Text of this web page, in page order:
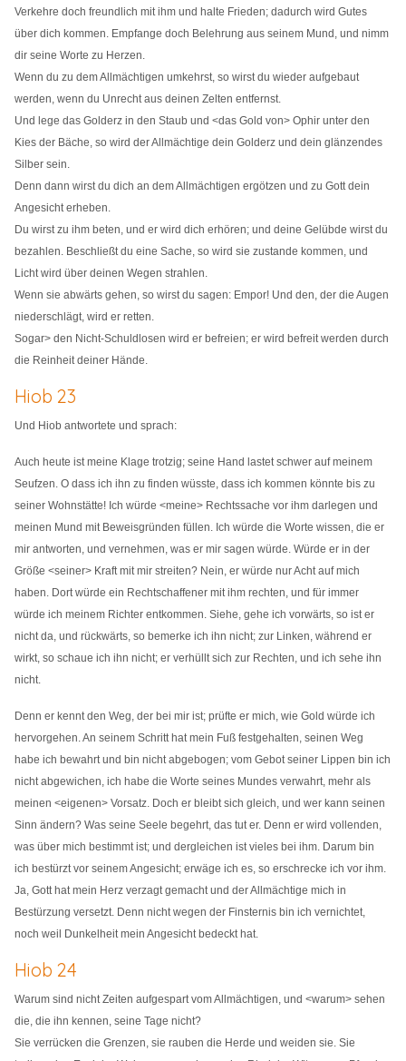
Verkehre doch freundlich mit ihm und halte Frieden; dadurch wird Gutes
über dich kommen. Empfange doch Belehrung aus seinem Mund, und nimm
dir seine Worte zu Herzen.
Wenn du zu dem Allmächtigen umkehrst, so wirst du wieder aufgebaut
werden, wenn du Unrecht aus deinen Zelten entfernst.
Und lege das Golderz in den Staub und <das Gold von> Ophir unter den
Kies der Bäche, so wird der Allmächtige dein Golderz und dein glänzendes
Silber sein.
Denn dann wirst du dich an dem Allmächtigen ergötzen und zu Gott dein
Angesicht erheben.
Du wirst zu ihm beten, und er wird dich erhören; und deine Gelübde wirst du
bezahlen. Beschließt du eine Sache, so wird sie zustande kommen, und
Licht wird über deinen Wegen strahlen.
Wenn sie abwärts gehen, so wirst du sagen: Empor! Und den, der die Augen
niederschlägt, wird er retten.
Sogar> den Nicht-Schuldlosen wird er befreien; er wird befreit werden durch
die Reinheit deiner Hände.
Hiob 23
Und Hiob antwortete und sprach:
Auch heute ist meine Klage trotzig; seine Hand lastet schwer auf meinem
Seufzen. O dass ich ihn zu finden wüsste, dass ich kommen könnte bis zu
seiner Wohnstätte! Ich würde <meine> Rechtssache vor ihm darlegen und
meinen Mund mit Beweisgründen füllen. Ich würde die Worte wissen, die er
mir antworten, und vernehmen, was er mir sagen würde. Würde er in der
Größe <seiner> Kraft mit mir streiten? Nein, er würde nur Acht auf mich
haben. Dort würde ein Rechtschaffener mit ihm rechten, und für immer
würde ich meinem Richter entkommen. Siehe, gehe ich vorwärts, so ist er
nicht da, und rückwärts, so bemerke ich ihn nicht; zur Linken, während er
wirkt, so schaue ich ihn nicht; er verhüllt sich zur Rechten, und ich sehe ihn
nicht.
Denn er kennt den Weg, der bei mir ist; prüfte er mich, wie Gold würde ich
hervorgehen. An seinem Schritt hat mein Fuß festgehalten, seinen Weg
habe ich bewahrt und bin nicht abgebogen; vom Gebot seiner Lippen bin ich
nicht abgewichen, ich habe die Worte seines Mundes verwahrt, mehr als
meinen <eigenen> Vorsatz. Doch er bleibt sich gleich, und wer kann seinen
Sinn ändern? Was seine Seele begehrt, das tut er. Denn er wird vollenden,
was über mich bestimmt ist; und dergleichen ist vieles bei ihm. Darum bin
ich bestürzt vor seinem Angesicht; erwäge ich es, so erschrecke ich vor ihm.
Ja, Gott hat mein Herz verzagt gemacht und der Allmächtige mich in
Bestürzung versetzt. Denn nicht wegen der Finsternis bin ich vernichtet,
noch weil Dunkelheit mein Angesicht bedeckt hat.
Hiob 24
Warum sind nicht Zeiten aufgespart vom Allmächtigen, und <warum> sehen
die, die ihn kennen, seine Tage nicht?
Sie verrücken die Grenzen, sie rauben die Herde und weiden sie. Sie